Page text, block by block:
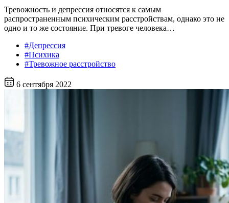
Тревожность и депрессия относятся к самым
распространенным психическим расстройствам, однако это не
одно и то же состояние. При тревоге человека…
#Депрессия
#Психика
#Тревожное расстройство
6 сентября 2022